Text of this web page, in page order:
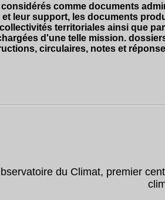
comme documents
et leur support, les documents
collectivités territoriales ainsi que
d'une telle mission.
circulaires, notes et
du Climat, premier